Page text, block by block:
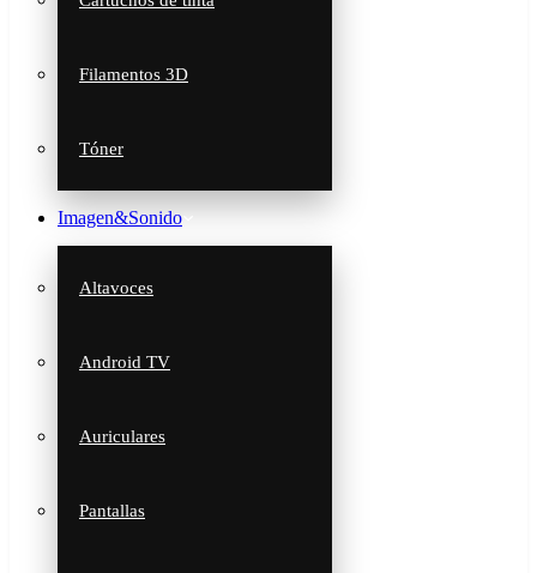
Filamentos 3D
Tóner
Imagen&Sonido
Altavoces
Android TV
Auriculares
Pantallas